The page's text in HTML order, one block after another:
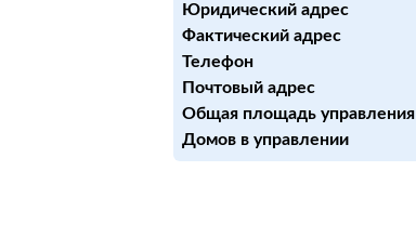
Юридический адрес
Фактический адрес
Телефон
Почтовый адрес
Общая площадь управления
Домов в управлении